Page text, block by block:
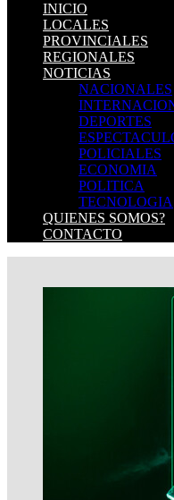
INICIO
LOCALES
PROVINCIALES
REGIONALES
NOTICIAS
NACIONALES
DEPORTES
POLICIALES
ECONOMIA
POLITICA
TECNOLOGIA
QUIENES SOMOS?
CONTACTO